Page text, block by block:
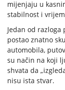
mijenjaju u
stabilnost i
Jedan od
postao znatno
automobila,
su način na koji
shvata da
nisu ista stvar.